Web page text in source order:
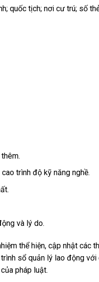
quốc tịch; nơi cư trú; số
trình độ kỹ năng nghề.
và lý do.
thể hiện, cập nhật
sổ quản lý lao động
pháp luật.